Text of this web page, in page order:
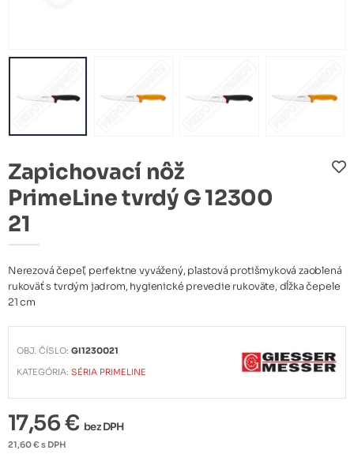
Zapichovací nôž
PrimeLine tvrdý G 12300
21
Nerezová čepeľ, perfektne vyvážený, plastová protišmyková zaoblená
rukoväť s tvrdým jadrom, hygienické prevedie rukoväte, dĺžka čepele
21 cm
OBJ. ČÍSLO:GI1230021
KATEGÓRIA:SÉRIA PRIMELINE
17,56 € bez DPH
21,60 € s DPH